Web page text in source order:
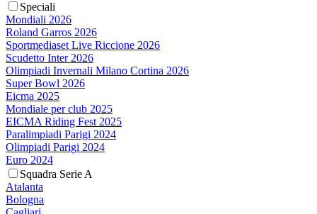
Speciali
Mondiali 2026
Roland Garros 2026
Sportmediaset Live Riccione 2026
Scudetto Inter 2026
Olimpiadi Invernali Milano Cortina 2026
Super Bowl 2026
Eicma 2025
Mondiale per club 2025
EICMA Riding Fest 2025
Paralimpiadi Parigi 2024
Olimpiadi Parigi 2024
Euro 2024
Squadra Serie A
Atalanta
Bologna